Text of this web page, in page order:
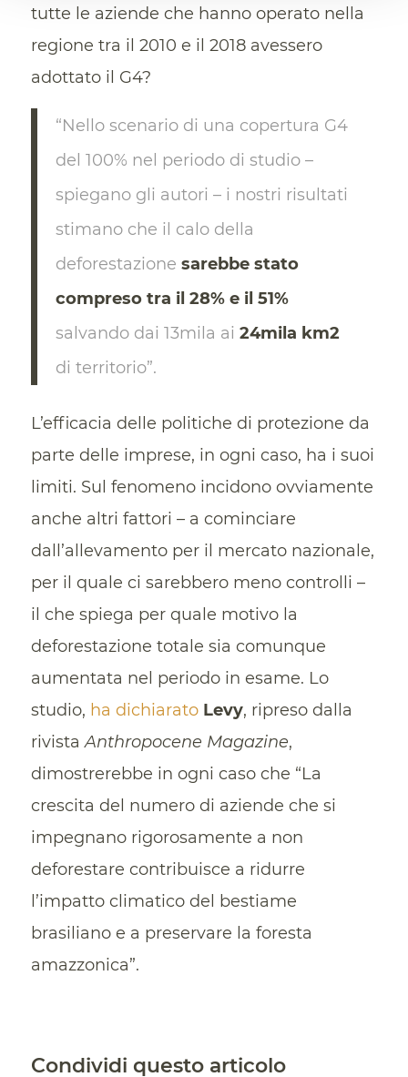
tutte le aziende che hanno operato nella
regione tra il 2010 e il 2018 avessero
adottato il G4?
“Nello scenario di una copertura G4
del 100% nel periodo di studio –
spiegano gli autori – i nostri risultati
stimano che il calo della
deforestazione sarebbe stato
compreso tra il 28% e il 51%
salvando dai 13mila ai 24mila km2
di territorio”.
L’efficacia delle politiche di protezione da
parte delle imprese, in ogni caso, ha i suoi
limiti. Sul fenomeno incidono ovviamente
anche altri fattori – a cominciare
dall’allevamento per il mercato nazionale,
per il quale ci sarebbero meno controlli –
il che spiega per quale motivo la
deforestazione totale sia comunque
aumentata nel periodo in esame. Lo
studio, ha dichiarato Levy, ripreso dalla
rivistaAnthropocene Magazine,
dimostrerebbe in ogni caso che “La
crescita del numero di aziende che si
impegnano rigorosamente a non
deforestare contribuisce a ridurre
l’impatto climatico del bestiame
brasiliano e a preservare la foresta
amazzonica”.
Condividi questo articolo